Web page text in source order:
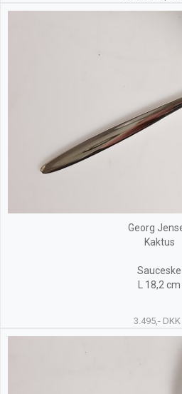
Georg
Kaktus
Sauceske
L 18,2 cm
3.495,- DKK